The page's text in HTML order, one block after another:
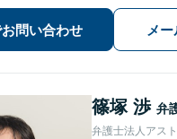
問い合わせ メ
篠塚 渉 弁
弁護士法人アス